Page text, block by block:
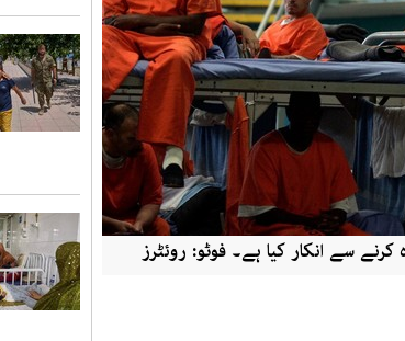
سے انکار کیا ہے۔ فوٹو: روئٹرز